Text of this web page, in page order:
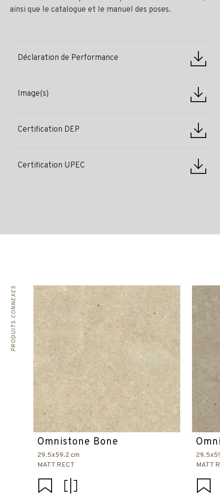
ainsi que le catalogue et le manuel des poses.
Déclaration de Performance
Image(s)
Certification DEP
Certification UPEC
PRODUITS CONNEXES
Omnistone Bone
29.5x59.2 cm
MATT RECT
MATT